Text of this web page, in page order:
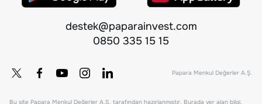
destek@paparainvest.com
0850 335 15 15
Papara Menkul Değerler A.Ş.
Bu site Papara Menkul Değerler A.Ş. tarafından hazırlanmıştır. Burada yer alan bilgi,